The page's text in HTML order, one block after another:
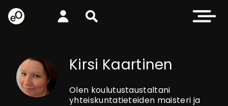
eOppiva - Etusivulle
Kirjaudu Etsi sivustolta Avaa
Kirsi Kaartinen
Olen koulutustaustaltani
yhteiskuntatieteiden maisteri ja